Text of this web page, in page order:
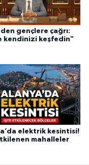
gençlere çağrı:
kendinizi keşfedin"
elektrik kesintisi!
mahalleler